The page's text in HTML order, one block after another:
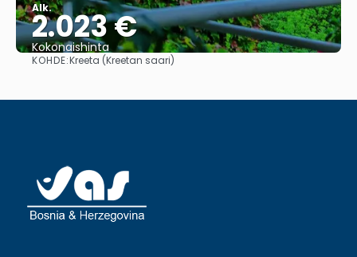
Alk.
2.023 €
Kokonaishinta
Nähdä
KOHDE:Kreeta (Kreetan saari)